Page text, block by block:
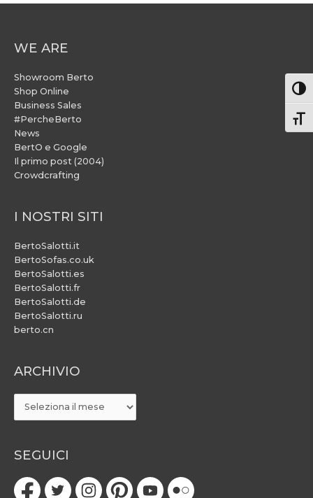
WE ARE
Showroom Berto
Shop Online
Business Sales
#PercheBerto
News
BertO e Google
Il primo post (2004)
Crowdcrafting
I NOSTRI SITI
BertoSalotti.it
BertoSofas.co.uk
BertoSalotti.es
BertoSalotti.fr
BertoSalotti.de
BertoSalotti.ru
berto.cn
ARCHIVIO
ARCHIVIO
SEGUICI